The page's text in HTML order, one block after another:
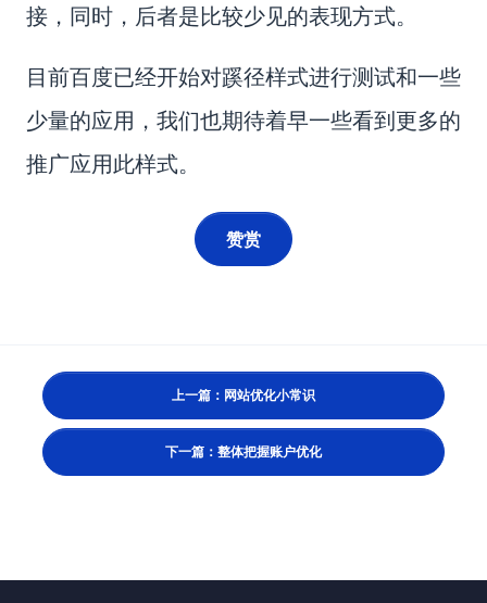
接，同时，后者是比较少见的表现方式。
目前百度已经开始对蹊径样式进行测试和一些
少量的应用，我们也期待着早一些看到更多的
推广应用此样式。
赞赏
上一篇：网站优化小常识
下一篇：整体把握账户优化